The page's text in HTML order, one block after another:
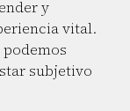
y
vital.
subjetivo